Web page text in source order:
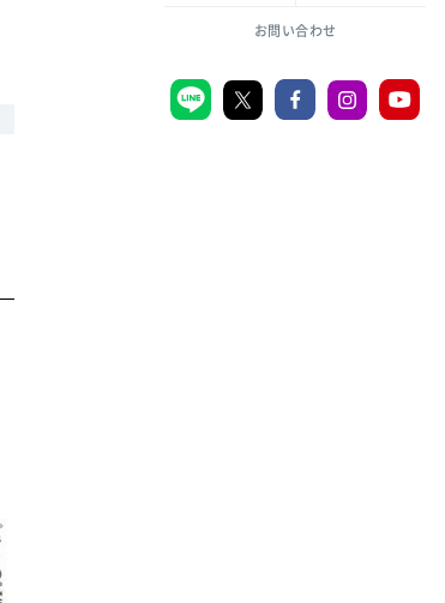
共生のための多様性宣言
図書館司書課程
お問い合わせ